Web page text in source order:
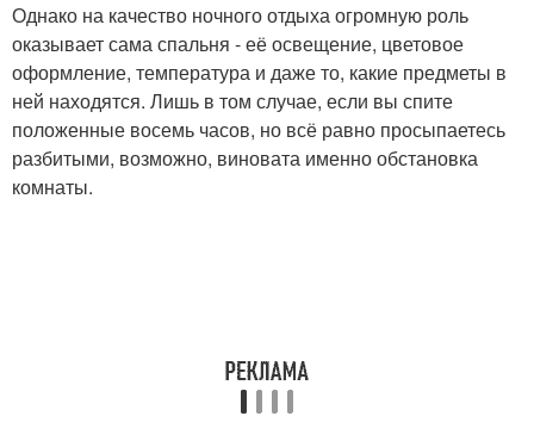
Однако на качество ночного отдыха огромную роль
оказывает сама спальня - её освещение, цветовое
оформление, температура и даже то, какие предметы в
ней находятся. Лишь в том случае, если вы спите
положенные восемь часов, но всё равно просыпаетесь
разбитыми, возможно, виновата именно обстановка
комнаты.